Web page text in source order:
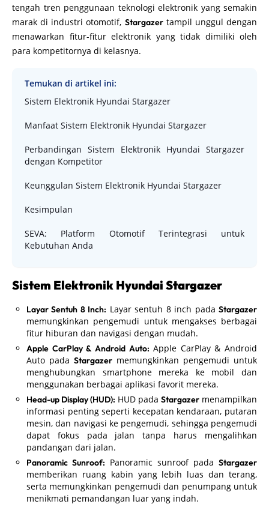
tengah tren penggunaan teknologi elektronik yang semakin
marak di industri otomotif, Stargazertampil unggul dengan
menawarkan fitur-fitur elektronik yang tidak dimiliki oleh
para kompetitornya di kelasnya.
Temukan di artikel ini:
Sistem Elektronik Hyundai Stargazer
Manfaat Sistem Elektronik Hyundai Stargazer
Perbandingan Sistem Elektronik Hyundai Stargazer
dengan Kompetitor
Keunggulan Sistem Elektronik Hyundai Stargazer
Kesimpulan
SEVA: Platform Otomotif Terintegrasi untuk
Kebutuhan Anda
Sistem Elektronik Hyundai Stargazer
Layar Sentuh 8 Inch: Layar sentuh 8 inch padaStargazer
memungkinkan pengemudi untuk mengakses berbagai
fitur hiburan dan navigasi dengan mudah.
Apple CarPlay & Android Auto: Apple CarPlay & Android
Auto pada Stargazer memungkinkan pengemudi untuk
menghubungkan smartphone mereka ke mobil dan
menggunakan berbagai aplikasi favorit mereka.
Head-up Display (HUD): HUD pada Stargazer menampilkan
informasi penting seperti kecepatan kendaraan, putaran
mesin, dan navigasi ke pengemudi, sehingga pengemudi
dapat fokus pada jalan tanpa harus mengalihkan
pandangan dari jalan.
Panoramic Sunroof: Panoramic sunroof pada Stargazer
memberikan ruang kabin yang lebih luas dan terang,
serta memungkinkan pengemudi dan penumpang untuk
menikmati pemandangan luar yang indah.